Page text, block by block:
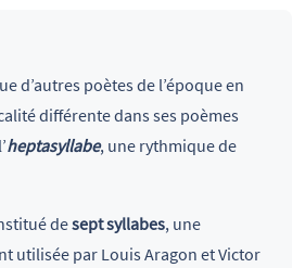
d’autres poètes de l’époque en
différente dans ses poèmes
heptasyllabe, une rythmique de
desept syllabes, une
utilisée par Louis Aragon et Victor